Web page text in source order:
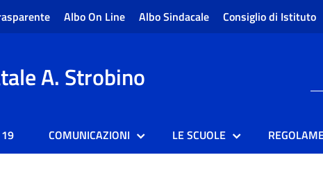
Albo On Line Albo Sindacale Consiglio di Istituto
A. Strobino
COMUNICAZIONI LE SCUOLE